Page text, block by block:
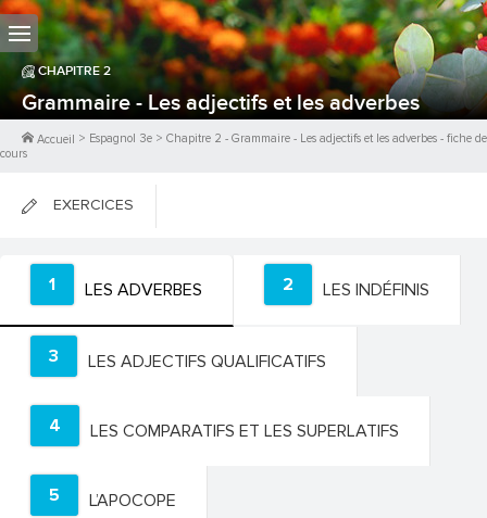
CHAPITRE2
Grammaire - Les adjectifs et les adverbes
Accueil > Espagnol 3e > Chapitre 2 - Grammaire - Les adjectifs et les adverbes - fiche de
cours
EXERCICES
FICHES DE COURS
0PTS
1 LES ADVERBES 2 LES INDÉFINIS
3 LES ADJECTIFS QUALIFICATIFS
4 LES COMPARATIFS ET LES SUPERLATIFS
5 L’APOCOPE